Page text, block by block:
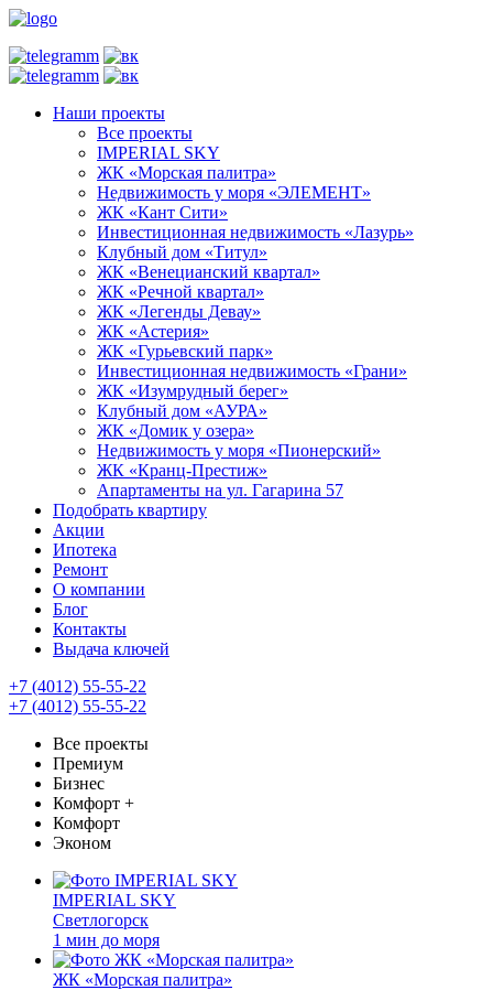
Наши проекты
Все проекты
IMPERIAL SKY
ЖК «Морская палитра»
Недвижимость у моря «ЭЛЕМЕНТ»
ЖК «Кант Сити»
Инвестиционная недвижимость «Лазурь»
Клубный дом «Титул»
ЖК «Венецианский квартал»
ЖК «Речной квартал»
ЖК «Легенды Девау»
ЖК «Астерия»
ЖК «Гурьевский парк»
Инвестиционная недвижимость «Грани»
ЖК «Изумрудный берег»
Клубный дом «АУРА»
ЖК «Домик у озера»
Недвижимость у моря «Пионерский»
ЖК «Кранц-Престиж»
Апартаменты на ул. Гагарина 57
Подобрать квартиру
Акции
Ипотека
Ремонт
О компании
Блог
Контакты
Выдача ключей
+7 (4012) 55-55-22
+7 (4012) 55-55-22
Все проекты
Премиум
Бизнес
Комфорт +
Комфорт
Эконом
IMPERIAL SKY
Светлогорск
1 мин до моря
ЖК «Морская палитра»